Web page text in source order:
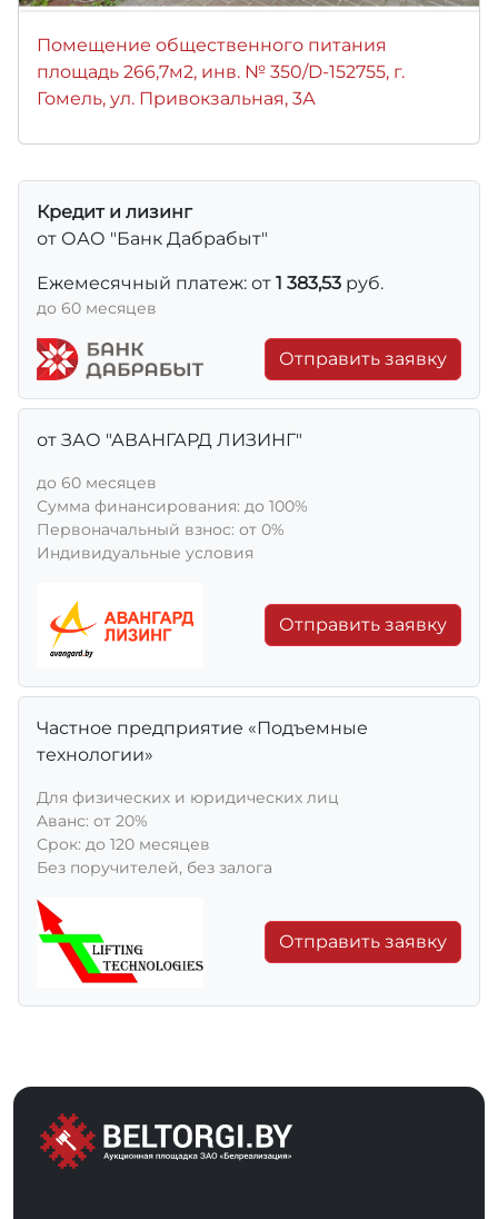
Помещение общественного питания
площадь 266,7м2, инв. № 350/D-152755, г.
Гомель, ул. Привокзальная, 3А
Кредит и лизинг
от ОАО "Банк Дабрабыт"
Ежемесячный платеж: от 1 383,53 руб.
до 60 месяцев
Отправить заявку
от ЗАО "АВАНГАРД ЛИЗИНГ"
до 60 месяцев
Сумма финансирования: до 100%
Первоначальный взнос: от 0%
Индивидуальные условия
Отправить заявку
Частное предприятие «Подъемные
технологии»
Для физических и юридических лиц
Aванс: от 20%
Срок: до 120 месяцев
Без поручителей, без залога
Отправить заявку